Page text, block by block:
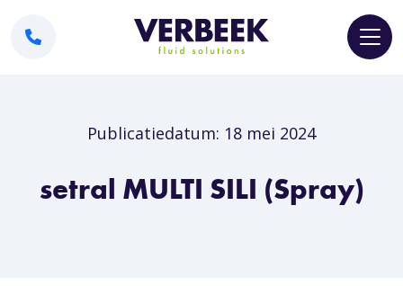
Publicatiedatum: 18 mei 2024
setral MULTI SILI (Spray)